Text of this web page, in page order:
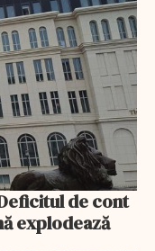
de cont
explodează